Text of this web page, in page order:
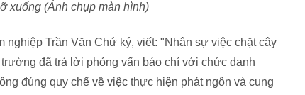
xuống (Ảnh chụp màn hình)
Trần Văn Chứ ký, viết: "Nhân sự việc chặt cây
đã trả lời phỏng vấn báo chí với chức danh
đúng quy chế về việc thực hiện phát ngôn và cung